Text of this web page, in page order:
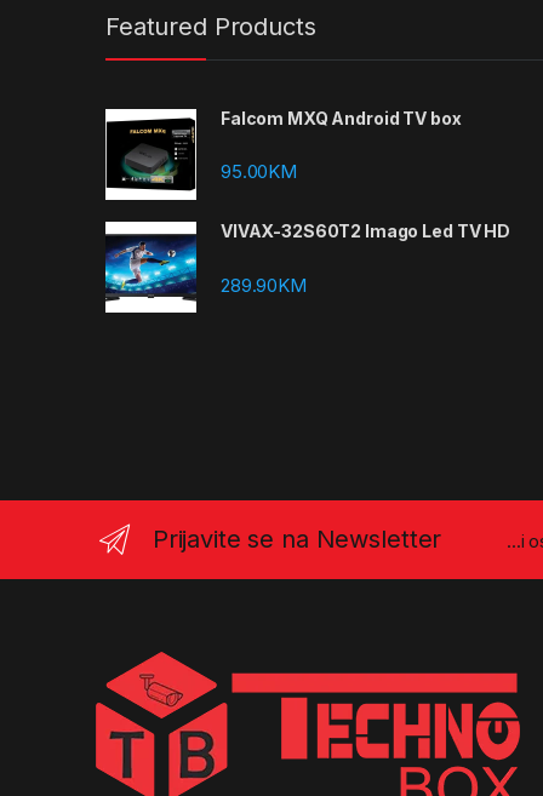
Featured Products
Falcom MXQ Android TV box
95.00KM
VIVAX-32S60T2 Imago Led TV HD
289.90KM
Prijavite se na Newsletter ...i